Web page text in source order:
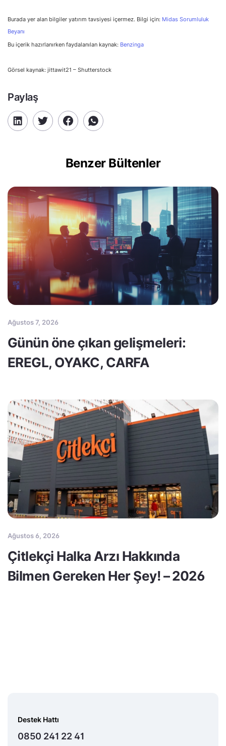
Burada yer alan bilgiler yatırım tavsiyesi içermez. Bilgi için: Midas Sorumluluk
Beyanı
Bu içerik hazırlanırken faydalanılan kaynak: Benzinga
Görsel kaynak: jittawit21 – Shutterstock
Paylaş
Benzer Bültenler
Ağustos 7, 2026
Günün öne çıkan gelişmeleri:
EREGL, OYAKC, CARFA
Ağustos 6, 2026
Çitlekçi Halka Arzı Hakkında
Bilmen Gereken Her Şey! – 2026
Destek Hattı
0850 241 22 41